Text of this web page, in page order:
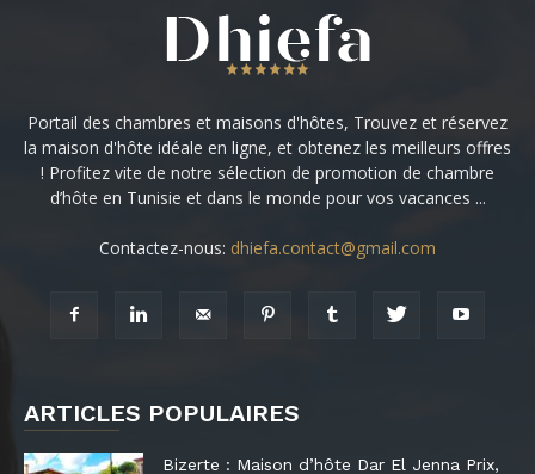
Portail des chambres et maisons d'hôtes, Trouvez et réservez
la maison d'hôte idéale en ligne, et obtenez les meilleurs offres
! Profitez vite de notre sélection de promotion de chambre
d’hôte en Tunisie et dans le monde pour vos vacances ...
Contactez-nous: dhiefa.contact@gmail.com
ARTICLES POPULAIRES
Bizerte : Maison d’hôte Dar El Jenna Prix,